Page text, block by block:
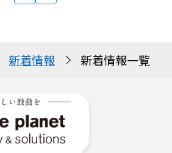
新着情報 新着情報一覧